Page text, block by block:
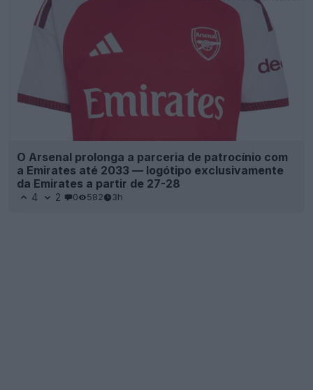
O Arsenal prolonga a parceria de patrocínio com
a Emirates até 2033 — logótipo exclusivamente
da Emirates a partir de 27-28
4 2 0 582 3h